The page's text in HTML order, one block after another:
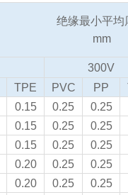
绝缘最小平均
mm
300V
TPE PVC PP
0.15 0.25 0.25
0.15 0.25 0.25
0.15 0.25 0.25
0.20 0.25 0.25
0.20 0.25 0.25